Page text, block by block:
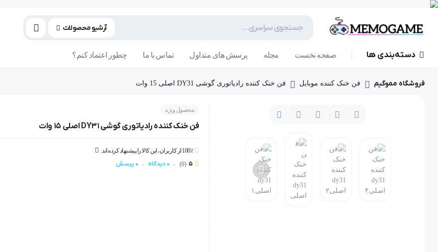
آرشیو محصولات
دسته‌بندی ها صفحه نخست مجله پرسش های متداول تماس با ما چطور اعتماد کنم؟
فروشگاه مموگیم فن خنک کننده موبایل فن خنک کننده رادیاتوری گوشی DY31 اصلی 15 وات
محصول ویژه
فن خنک کننده رادیاتوری گوشی DY31 اصلی 15 وات
100٪ از کاربران، این کالا را پیشنهاد کرده اند.
5
(0) 0 دیدگاه 0 پرسش